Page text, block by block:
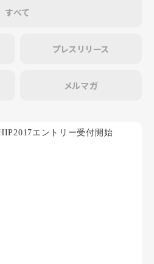
すべて
プレスリリース
メルマガ